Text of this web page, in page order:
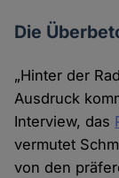
Die
„Hinter der
Ausdruck
Interview, das
vermutet
von den